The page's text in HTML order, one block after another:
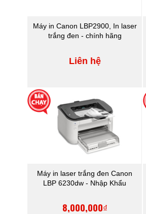
Máy in Canon LBP2900, In laser
trắng đen - chính hãng
Liên hệ
Máy in laser trắng đen Canon
LBP 6230dw - Nhập Khẩu
8,000,000₫